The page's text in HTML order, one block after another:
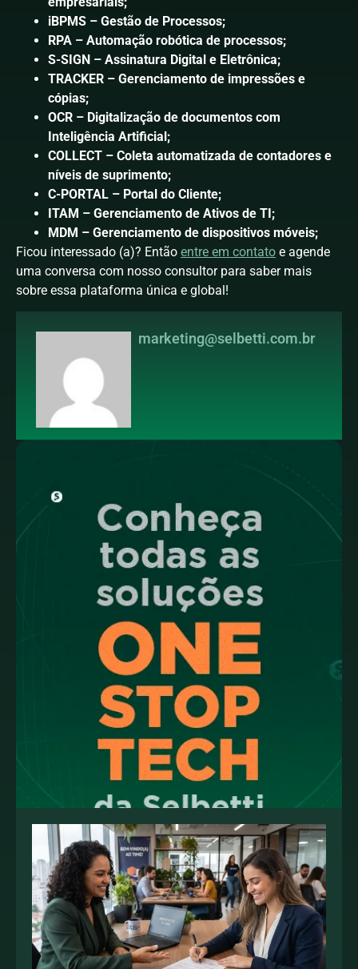
iBPMS – Gestão de Processos;
RPA – Automação robótica de processos;
S-SIGN – Assinatura Digital e Eletrônica;
TRACKER – Gerenciamento de impressões e
cópias;
OCR – Digitalização de documentos com
Inteligência Artificial;
COLLECT – Coleta automatizada de contadores e
níveis de suprimento;
C-PORTAL – Portal do Cliente;
ITAM – Gerenciamento de Ativos de TI;
MDM – Gerenciamento de dispositivos móveis;
Ficou interessado (a)? Então entre em contato e agende
uma conversa com nosso consultor para saber mais
sobre essa plataforma única e global!
marketing@selbetti.com.br